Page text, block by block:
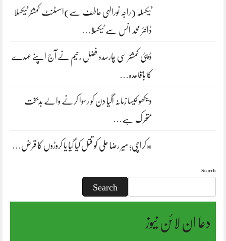
ٹیکسلہ (راجہ نورالہی عاطف سے)اسسٹنٹ کمشنر ٹیکسلا
ڈاکٹر محمد انس سے ٹیکسلا…
ڈپٹی کمشنر سی چارسدہ فضل رحیم نے آج اپنے عہدے
کا باقاعدہ…
دیکھو کیسا زمانہ اگیا دن کو رسوا کرنے والے بدبخت
متحرک ہے…
*کراچی؛ میر رضا علی کو قتل کیا گیا یا کروڑوں کا قرض…
Search
Search
دعا ان لائن نیوز